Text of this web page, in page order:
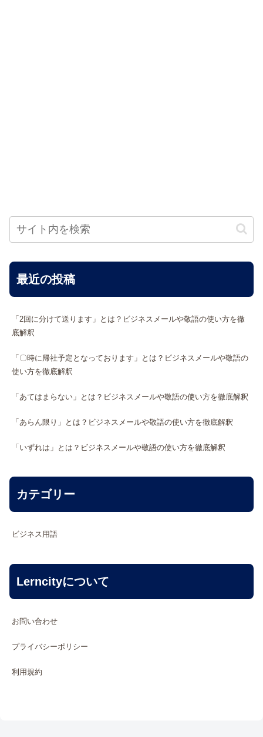
最近の投稿
「2回に分けて送ります」とは？ビジネスメールや敬語の使い方を徹
底解釈
「〇時に帰社予定となっております」とは？ビジネスメールや敬語の
使い方を徹底解釈
「あてはまらない」とは？ビジネスメールや敬語の使い方を徹底解釈
「あらん限り」とは？ビジネスメールや敬語の使い方を徹底解釈
「いずれは」とは？ビジネスメールや敬語の使い方を徹底解釈
カテゴリー
ビジネス用語
Lerncityについて
お問い合わせ
プライバシーポリシー
利用規約